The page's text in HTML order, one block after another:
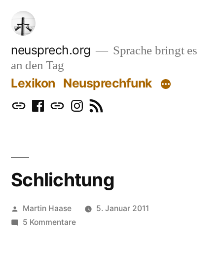
Zum
Inhalt
springen
neusprech.org
Sprache bringt es
an den Tag
Lexikon Neusprechfunk
MastodonFacebook
BlueskyInstagram
RSS
Schlichtung
Veröffentlicht
von
Martin Haase
5. Januar 2011
5 Kommentarezu